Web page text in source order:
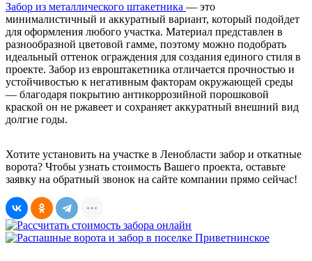
Забор из металлического штакетника — это
минималистичный и аккуратный вариант, который подойдет
для оформления любого участка. Материал представлен в
разнообразной цветовой гамме, поэтому можно подобрать
идеальный оттенок ограждения для создания единого стиля в
проекте. Забор из евроштакетника отличается прочностью и
устойчивостью к негативным факторам окружающей среды
— благодаря покрытию антикоррозийной порошковой
краской он не ржавеет и сохраняет аккуратный внешний вид
долгие годы.
Хотите установить на участке в Ленобласти забор и откатные
ворота? Чтобы узнать стоимость Вашего проекта, оставьте
заявку на обратный звонок на сайте компании прямо сейчас!